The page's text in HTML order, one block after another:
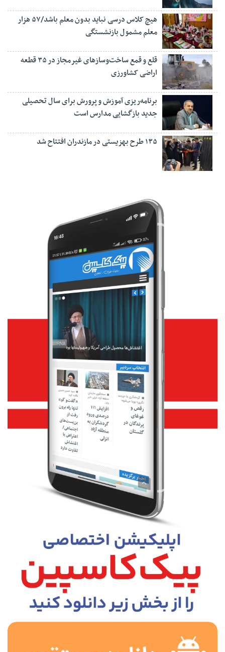
هیچ کلاس درسی نباید بدون معلم باشد/۵۷ هزار
معلم مشمول بازنشستگی
قلع و قمع ساخت‌وسازهای غیرمجاز در ۳۵ قطعه
اراضی کشاورزی
برنامه‌ریزی آموزش و پرورش برای سال تحصیلی
جدید بازگشایی مدارس است
۱۳۵ طرح بهزیستی در مازندران افتتاح شد